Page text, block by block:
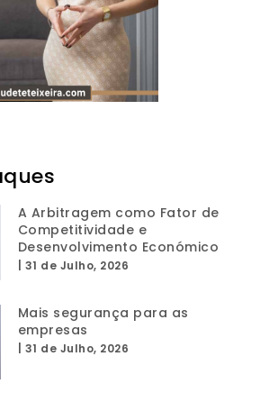
A Arbitragem como Fator de
Competitividade e
Desenvolvimento Económico
31 de Julho, 2026
Mais segurança para as
empresas
31 de Julho, 2026